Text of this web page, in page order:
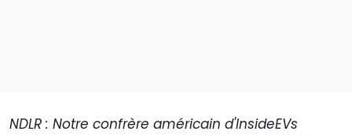
NDLR : Notre confrère américain d'InsideEVs